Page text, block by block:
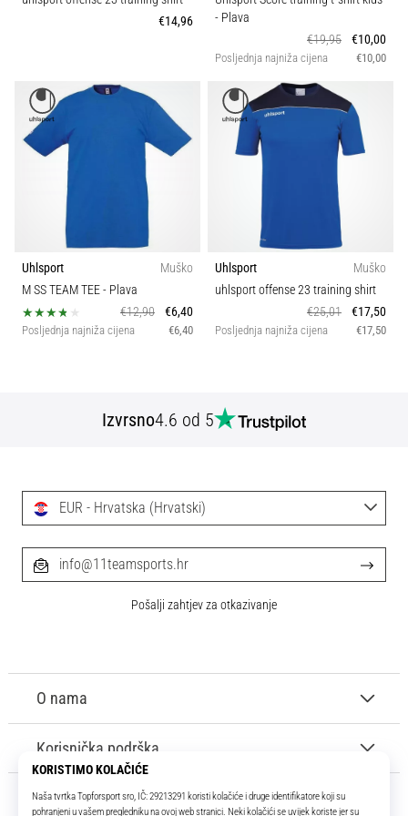
kopačkama
Nike,
adidas
utakmice,
gola…
Prikaži
€14,96
- Plava
€19,95
€10,00
Posljednja najniža cijena €10,00
Uhlsport
Muško
M SS TEAM TEE- Plava
€12,90
€6,40
Posljednja najniža cijena €6,40
Uhlsport
Muško
uhlsport offense 23 training shirt
€25,01
€17,50
Posljednja najniža cijena €17,50
Izvrsno4.6 od 5
O nama
Korisnička podrška
EUR - Hrvatska (Hrvatski)
info@11teamsports.hr
Pošalji zahtjev za otkazivanje